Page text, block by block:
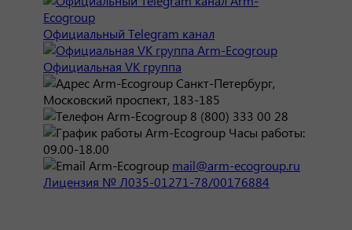
Официальный Telegram канал
Официальная VK группа
Санкт-Петербург,
Московский проспект, 183-185
8 (800) 333 00 28
Часы работы:
09.00-18.00
mail@arm-ecogroup.ru
Лицензия № Л035-01271-78/00176884